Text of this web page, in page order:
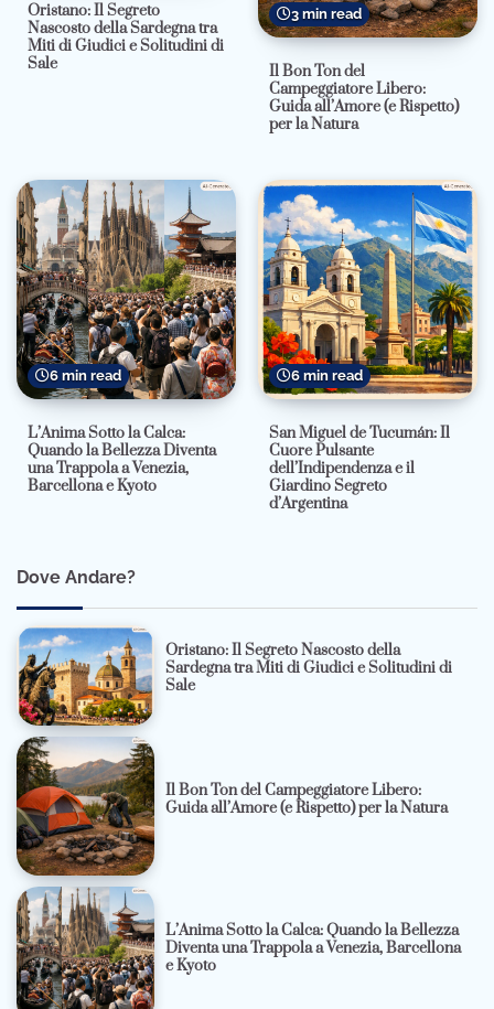
Oristano: Il Segreto
Nascosto della Sardegna tra
Miti di Giudici e Solitudini di
Sale
3 min read
Il Bon Ton del
Campeggiatore Libero:
Guida all’Amore (e Rispetto)
per la Natura
6 min read
L’Anima Sotto la Calca:
Quando la Bellezza Diventa
una Trappola a Venezia,
Barcellona e Kyoto
6 min read
San Miguel de Tucumán: Il
Cuore Pulsante
dell’Indipendenza e il
Giardino Segreto
d’Argentina
Dove Andare?
Oristano: Il Segreto Nascosto della
Sardegna tra Miti di Giudici e Solitudini di
Sale
Il Bon Ton del Campeggiatore Libero:
Guida all’Amore (e Rispetto) per la Natura
L’Anima Sotto la Calca: Quando la Bellezza
Diventa una Trappola a Venezia, Barcellona
e Kyoto